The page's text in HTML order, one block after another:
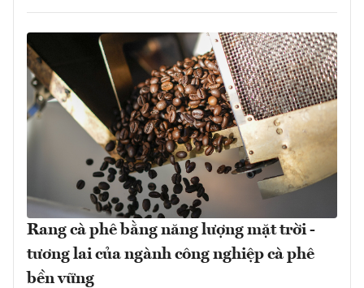
Rang cà phê bằng năng lượng mặt trời -
tương lai của ngành công nghiệp cà phê
bền vững